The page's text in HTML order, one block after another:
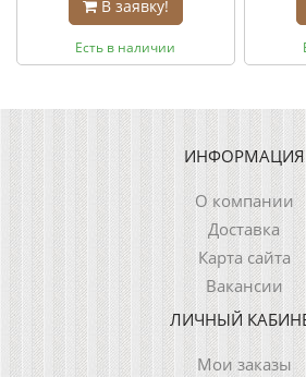
В заявку!
Есть в наличии
ИНФОРМАЦИЯ
О компании
Доставка
Карта сайта
Вакансии
ЛИЧНЫЙ
Мои заказы